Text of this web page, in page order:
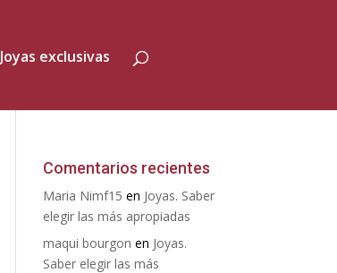
Joyas exclusivas
Comentarios recientes
Maria Nimf15 en Joyas. Saber
elegir las más apropiadas
maqui bourgon en Joyas.
Saber elegir las más